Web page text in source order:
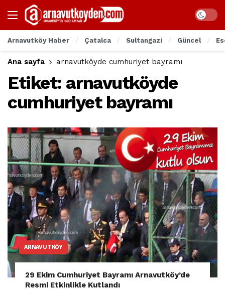
Arnavutköy Haber Çatalca Sultangazi Güncel
Ana sayfa arnavutköyde cumhuriyet bayramı
Etiket: arnavutköyde
cumhuriyet bayramı
ARNAVUTKÖY
29 Ekim Cumhuriyet Bayramı Arnavutköy’de
Resmi Etkinlikle Kutlandı